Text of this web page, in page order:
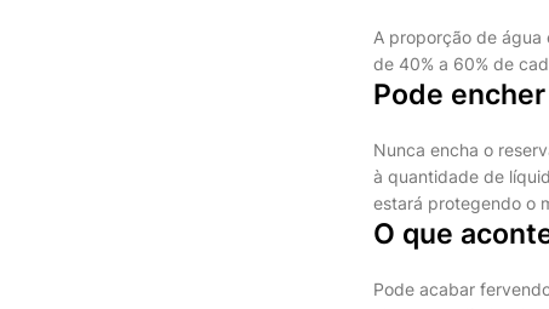
A proporção de
de 40% a 60% de
Pode
Nunca encha o
à quantidade de
estará protegendo o
O que
Pode acabar